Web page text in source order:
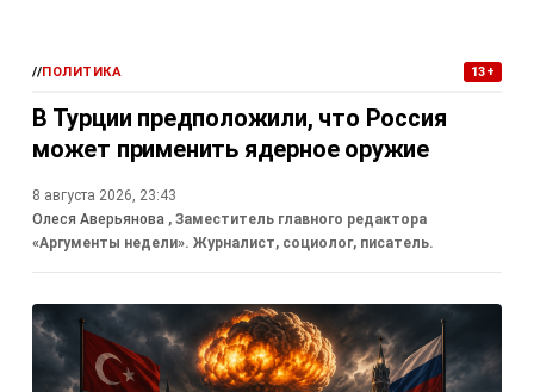
//ПОЛИТИКА 13+
В Турции предположили, что Россия
может применить ядерное оружие
8 августа 2026, 23:43
Олеся Аверьянова , Заместитель главного редактора
«Аргументы недели». Журналист, социолог, писатель.